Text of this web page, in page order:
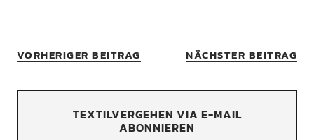
VORHERIGER BEITRAG NÄCHSTER BEITRAG
TEXTILVERGEHEN VIA E-MAIL
ABONNIEREN